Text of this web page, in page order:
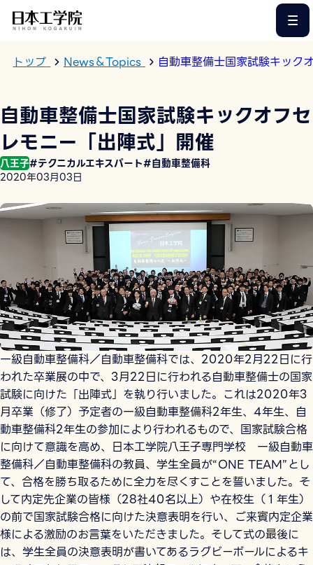
トップ News＆Topics 自動車整備士国家試験キック
自動車整備士国家試験キックオフセ
レモニー「出陣式」開催
八王子#テクニカルエキスパート#自動車整備科
2020年03月03日
一級自動車整備科／自動車整備科では、2020年2月22日に行
われた卒業展の中で、3月22日に行われる自動車整備士の国家
試験に向けた「出陣式」を執り行いました。これは2020年3
月卒業（修了）予定者の一級自動車整備科2年生、4年生、自
動車整備科2年生の参加により行われるもので、国家試験合格
に向けて意識を高め、日本工学院八王子専門学校 一級自動車
整備科／自動車整備科の教員、学生全員が“ONE TEAM”とし
て、合格を勝ち取るために全力を尽くすことを誓いました。そ
して内定先企業の皆様（28社40名以上）や在校生（１年生）
の前で国家試験合格に向けた決意表明を行い、ご来賓内定企業
様による激励のお言葉をいただきました。そして式の最後に
は、学生全員の決意表明が書いてあるラグビーボールによるキ